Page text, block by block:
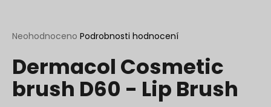
Průměrné
produktu
je
0,0
Neohodnoceno Podrobnosti hodnocení
Dermacol Cosmetic
brush D60 - Lip Brush
D
o